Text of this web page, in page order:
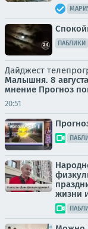
ПАБЛИКИ
Дайджест
Малышня. 8
мнение Прогноз
20:51
жизни